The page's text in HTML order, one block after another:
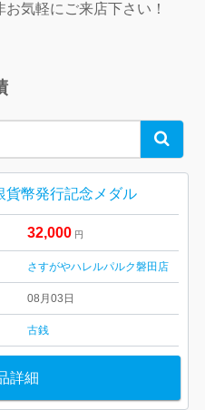
お気軽にご来店下さい！
Search
貨幣発行記念メダル
32,000 円
さすがやハレルパルク磐田店
08月03日
古銭
詳細